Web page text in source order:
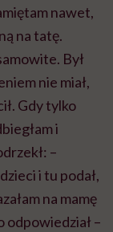
nawet,
na tatę.
Był
nie miał,
Gdy tylko
i
–
i tu podał,
na mamę
odpowiedział –